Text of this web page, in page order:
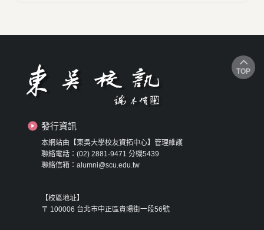
發行資訊
本網站由【東吳大學校友資拓中心】管理維護
聯絡電話：(02) 2881-9471 分機5439
聯絡信箱：alumni@scu.edu.tw
【校區地址】
〒 100006 台北市中正區貴陽街一段56號
TOP